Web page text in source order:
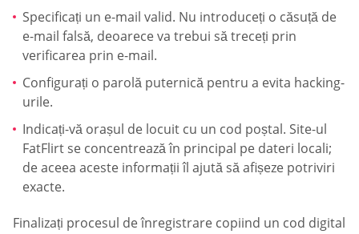
Specificați un e-mail valid. Nu introduceți o căsuță de
e-mail falsă, deoarece va trebui să treceți prin
verificarea prin e-mail.
Configurați o parolă puternică pentru a evita hacking-
urile.
Indicați-vă orașul de locuit cu un cod poștal. Site-ul
FatFlirt se concentrează în principal pe dateri locali;
de aceea aceste informații îl ajută să afișeze potriviri
exacte.
Finalizați procesul de înregistrare copiind un cod digital